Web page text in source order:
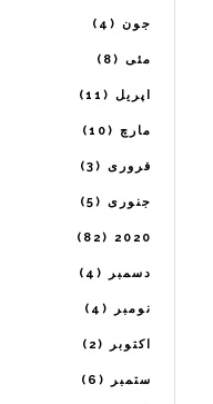
جون 4
مئی 8
اپریل 11
مارچ 10
فروری 3
جنوری 5
2020
82
دسمبر 4
نومبر 4
اکتوبر 2
ستمبر 6